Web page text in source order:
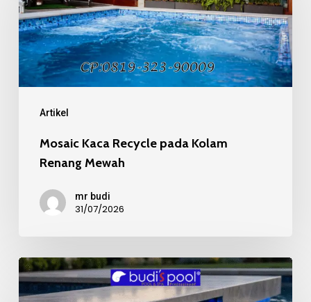
Artikel
Recycle
pada
Kolam
Renang
Mosaic Kaca Recycle pada Kolam
Renang Mewah
mr budi
31/07/2026
Kualitas
Material